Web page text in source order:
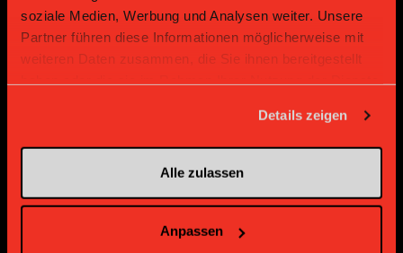
soziale Medien, Werbung und Analysen weiter. Unsere
Partner führen diese Informationen möglicherweise mit
weiteren Daten zusammen, die Sie ihnen bereitgestellt
Details zeigen
Alle zulassen
Anpassen